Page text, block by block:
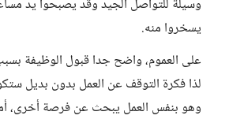
وسيلة للتواصل الجيد وقد يصبحوا يد
يسخروا منه.
على العموم، واضح جدا قبول الوظيفة
لذا فكرة التوقف عن العمل بدون بديل
وهو بنفس العمل يبحث عن فرصة أخرى،